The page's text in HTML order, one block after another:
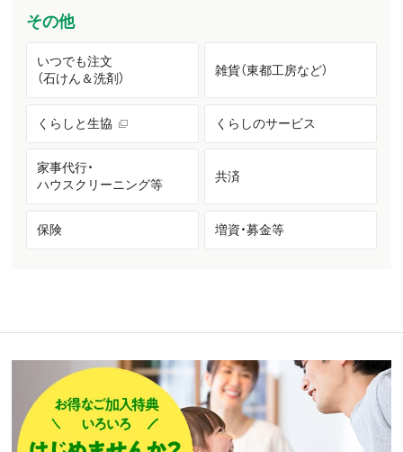
その他
いつでも注文
（石けん＆洗剤）
雑貨（東都工房など）
くらしと生協 くらしのサービス
家事代行・
ハウスクリーニング等
共済
保険 増資・募金等